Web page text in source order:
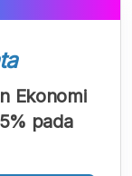
Ekonomi
pada